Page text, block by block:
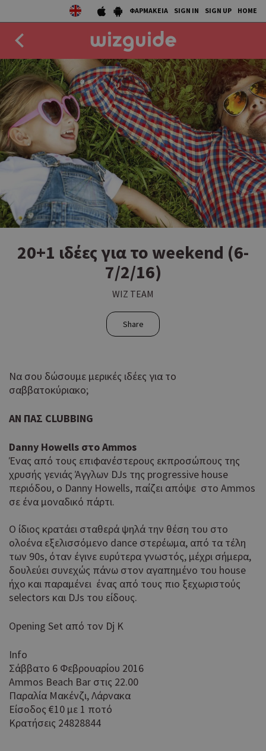
ΦΑΡΜΑΚΕΙΑ SIGN IN SIGN UP HOME
EAT
DRINK
50 BEST
AGENDA
COLLECTIONS
STORIES
20+1 ιδέες για το weekend (6-
7/2/16)
WIZ TEAM
Share
Να σου δώσουμε μερικές ιδέες για το
σαββατοκύριακο;
ΑΝ ΠΑΣ CLUBBING
Danny Howells στο Ammos
Ένας από τους επιφανέστερους εκπροσώπους της
χρυσής γενιάς Άγγλων DJs της progressive house
περιόδου, ο Danny Howells, παίζει απόψε στο Ammos
σε ένα μοναδικό πάρτι.
Ο ίδιος κρατάει σταθερά ψηλά την θέση του στο
ολοένα εξελισσόμενο dance στερέωμα, από τα τέλη
των 90s, όταν έγινε ευρύτερα γνωστός, μέχρι σήμερα,
δουλεύει συνεχώς πάνω στον αγαπημένο του house
ήχο και παραμένει ένας από τους πιο ξεχωριστούς
selectors και DJs του είδους.
Opening Set από τον Dj K
Info
Σάββατο 6 Φεβρουαρίου 2016
Ammos Beach Bar στις 22.00
Παραλία Μακένζι, Λάρνακα
Είσοδος €10 με 1 ποτό
Κρατήσεις 24828844